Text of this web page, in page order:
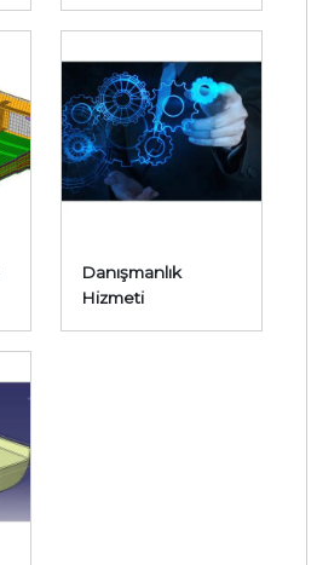
Danışmanlık
Hizmeti